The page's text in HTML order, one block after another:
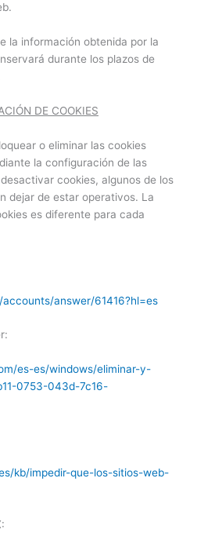
la información obtenida por la
durante los plazos de
DE COOKIES
o eliminar las cookies
la configuración de las
cookies, algunos de los
dejar de estar operativos. La
es diferente para cada
answer/61416?hl=es
es-es/windows/eliminar-y-
0753-043d-7c16-
kb/impedir-que-los-sitios-web-